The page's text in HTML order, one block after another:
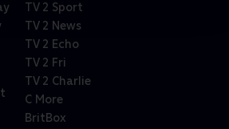
TV 2 Sport
TV 2 News
TV 2 Echo
TV 2 Fri
TV 2 Charlie
C More
BritBox